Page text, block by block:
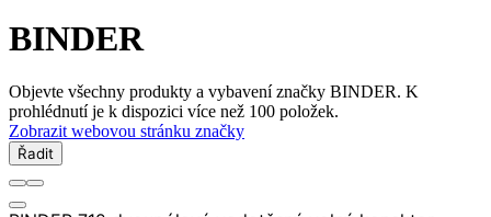
BINDER
Objevte všechny produkty a vybavení značky BINDER. K
prohlédnutí je k dispozici více než 100 položek.
Zobrazit webovou stránku značky
Řadit